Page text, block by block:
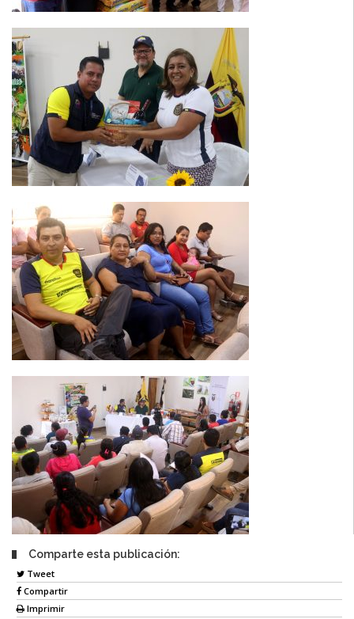
Comparte esta publicación:
Tweet
Compartir
Imprimir